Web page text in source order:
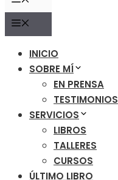
INICIO
SOBRE MÍ
EN PRENSA
TESTIMONIOS
SERVICIOS
LIBROS
TALLERES
CURSOS
ÚLTIMO LIBRO